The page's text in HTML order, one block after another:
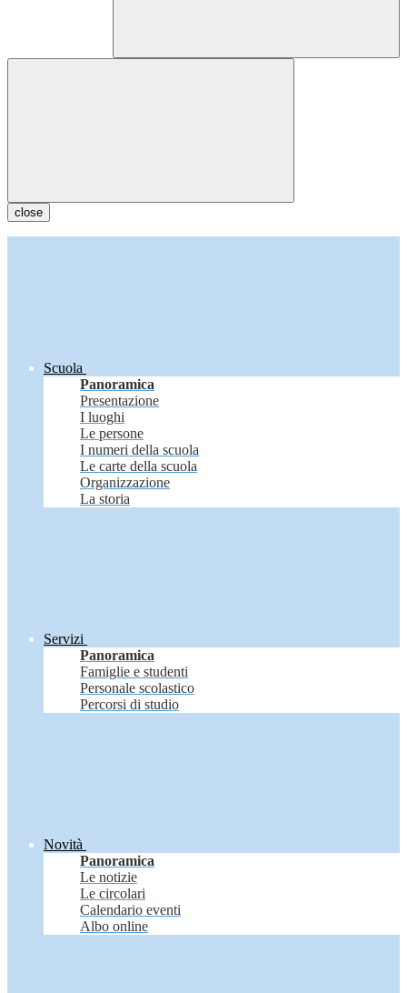
close
Scuola
Panoramica
Presentazione
I luoghi
Le persone
I numeri della scuola
Le carte della scuola
Organizzazione
La storia
Servizi
Panoramica
Famiglie e studenti
Personale scolastico
Percorsi di studio
Novità
Panoramica
Le notizie
Le circolari
Calendario eventi
Albo online